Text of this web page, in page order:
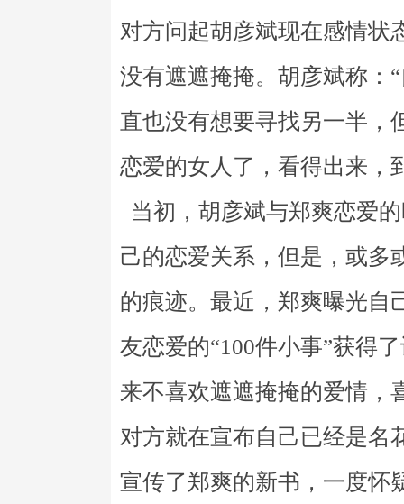
对方问起胡彦斌现在感情状
没有遮遮掩掩。胡彦斌称：
直也没有想要寻找另一半，
恋爱的女人了，看得出来，
当初，胡彦斌与郑爽恋爱
己的恋爱关系，但是，或多
的痕迹。最近，郑爽曝光自
友恋爱的“100件小事”获得
来不喜欢遮遮掩掩的爱情，
对方就在宣布自己已经是名
宣传了郑爽的新书，一度怀